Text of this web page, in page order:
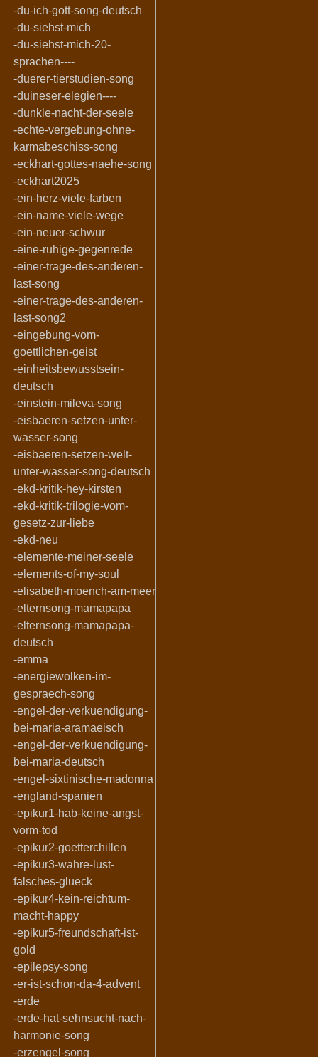
-du-ich-gott-song-deutsch
-du-siehst-mich
-du-siehst-mich-20-
sprachen----
-duerer-tierstudien-song
-duineser-elegien----
-dunkle-nacht-der-seele
-echte-vergebung-ohne-
karmabeschiss-song
-eckhart-gottes-naehe-song
-eckhart2025
-ein-herz-viele-farben
-ein-name-viele-wege
-ein-neuer-schwur
-eine-ruhige-gegenrede
-einer-trage-des-anderen-
last-song
-einer-trage-des-anderen-
last-song2
-eingebung-vom-
goettlichen-geist
-einheitsbewusstsein-
deutsch
-einstein-mileva-song
-eisbaeren-setzen-unter-
wasser-song
-eisbaeren-setzen-welt-
unter-wasser-song-deutsch
-ekd-kritik-hey-kirsten
-ekd-kritik-trilogie-vom-
gesetz-zur-liebe
-ekd-neu
-elemente-meiner-seele
-elements-of-my-soul
-elisabeth-moench-am-meer
-elternsong-mamapapa
-elternsong-mamapapa-
deutsch
-emma
-energiewolken-im-
gespraech-song
-engel-der-verkuendigung-
bei-maria-aramaeisch
-engel-der-verkuendigung-
bei-maria-deutsch
-engel-sixtinische-madonna
-england-spanien
-epikur1-hab-keine-angst-
vorm-tod
-epikur2-goetterchillen
-epikur3-wahre-lust-
falsches-glueck
-epikur4-kein-reichtum-
macht-happy
-epikur5-freundschaft-ist-
gold
-epilepsy-song
-er-ist-schon-da-4-advent
-erde
-erde-hat-sehnsucht-nach-
harmonie-song
-erzengel-song